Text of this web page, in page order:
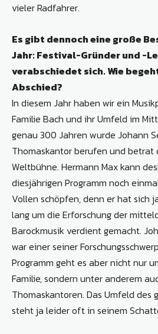
vieler Radfahrer.
Es gibt dennoch eine große
Jahr: Festival-Gründer und -
verabschiedet sich. Wie
Abschied?
In diesem Jahr haben wir ein
Familie Bach und ihr Umfeld im
genau 300 Jahren wurde Johann
Thomaskantor berufen und betrat
Weltbühne. Hermann Max kann
diesjährigen Programm noch
Vollen schöpfen, denn er hat sich
lang um die Erforschung der
Barockmusik verdient gemacht.
war einer seiner
Programm geht es aber nicht nur
Familie, sondern unter anderem
Thomaskantoren. Das Umfeld des
steht ja leider oft in seinem